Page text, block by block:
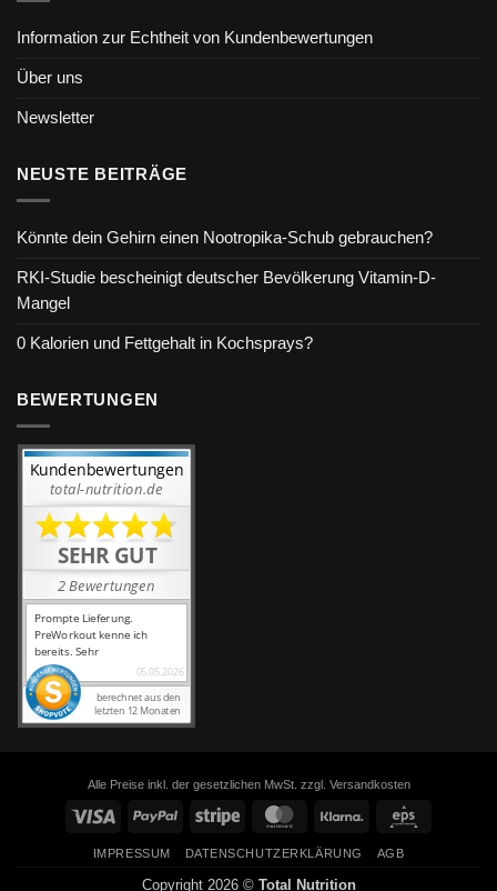
Information zur Echtheit von Kundenbewertungen
Über uns
Newsletter
NEUSTE BEITRÄGE
Könnte dein Gehirn einen Nootropika-Schub gebrauchen?
RKI-Studie bescheinigt deutscher Bevölkerung Vitamin-D-
Mangel
0 Kalorien und Fettgehalt in Kochsprays?
BEWERTUNGEN
Alle Preise inkl. der gesetzlichen MwSt. zzgl. Versandkosten
Visa PayPal Stripe MasterCard Klarna
IMPRESSUM DATENSCHUTZERKLÄRUNG AGB
Copyright 2026 © Total Nutrition